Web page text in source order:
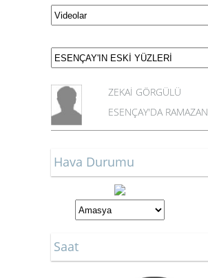
ZEKAİ GÖRGÜLÜ
ESENÇAY'DA RAMAZAN
Hava Durumu
Saat